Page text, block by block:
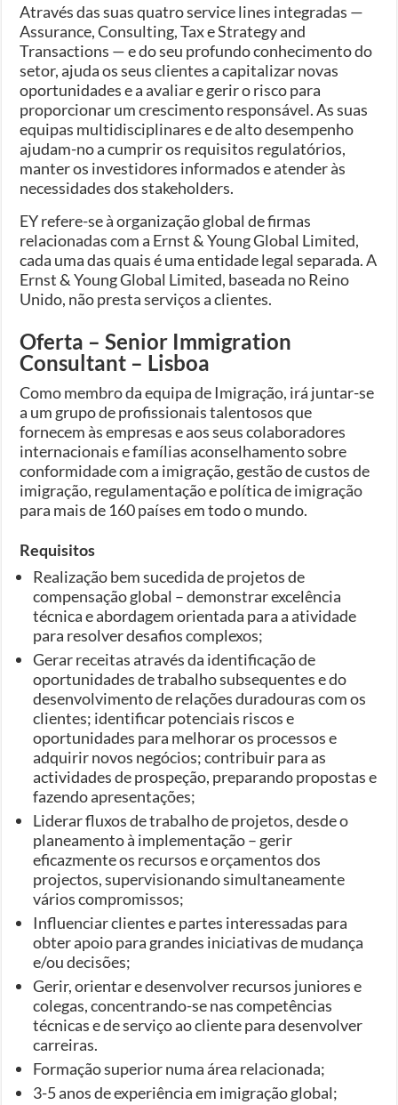
Através das suas quatro service lines integradas —
Assurance, Consulting, Tax e Strategy and
Transactions — e do seu profundo conhecimento do
setor, ajuda os seus clientes a capitalizar novas
oportunidades e a avaliar e gerir o risco para
proporcionar um crescimento responsável. As suas
equipas multidisciplinares e de alto desempenho
ajudam-no a cumprir os requisitos regulatórios,
manter os investidores informados e atender às
necessidades dos stakeholders.
EY refere-se à organização global de firmas
relacionadas com a Ernst & Young Global Limited,
cada uma das quais é uma entidade legal separada. A
Ernst & Young Global Limited, baseada no Reino
Unido, não presta serviços a clientes.
Oferta – Senior Immigration
Consultant – Lisboa
Como membro da equipa de Imigração, irá juntar-se
a um grupo de profissionais talentosos que
fornecem às empresas e aos seus colaboradores
internacionais e famílias aconselhamento sobre
conformidade com a imigração, gestão de custos de
imigração, regulamentação e política de imigração
para mais de 160 países em todo o mundo.
Requisitos
Realização bem sucedida de projetos de
compensação global – demonstrar excelência
técnica e abordagem orientada para a atividade
para resolver desafios complexos;
Gerar receitas através da identificação de
oportunidades de trabalho subsequentes e do
desenvolvimento de relações duradouras com os
clientes; identificar potenciais riscos e
oportunidades para melhorar os processos e
adquirir novos negócios; contribuir para as
actividades de prospeção, preparando propostas e
fazendo apresentações;
Liderar fluxos de trabalho de projetos, desde o
planeamento à implementação – gerir
eficazmente os recursos e orçamentos dos
projectos, supervisionando simultaneamente
vários compromissos;
Influenciar clientes e partes interessadas para
obter apoio para grandes iniciativas de mudança
e/ou decisões;
Gerir, orientar e desenvolver recursos juniores e
colegas, concentrando-se nas competências
técnicas e de serviço ao cliente para desenvolver
carreiras.
Formação superior numa área relacionada;
3-5 anos de experiência em imigração global;